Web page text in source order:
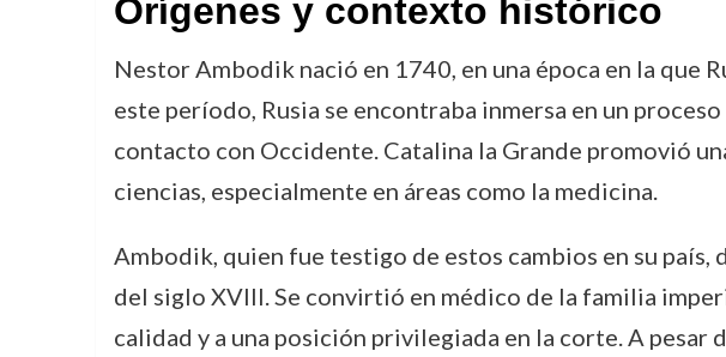
Orígenes y contexto histórico
Nestor Ambodik nació en 1740, en una época en la que
este período, Rusia se encontraba inmersa en un
contacto con Occidente. Catalina la Grande promovió
ciencias, especialmente en áreas como la medicina.
Ambodik, quien fue testigo de estos cambios en su
del siglo XVIII. Se convirtió en médico de la familia
calidad y a una posición privilegiada en la corte. A